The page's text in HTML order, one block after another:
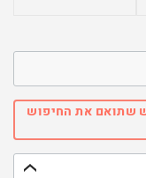
שתואם את החיפוש